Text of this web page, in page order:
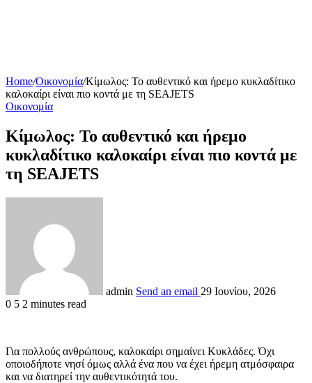
Home/Οικονομία/Κίμωλος: Το αυθεντικό και ήρεμο κυκλαδίτικο
καλοκαίρι είναι πιο κοντά με τη SEAJETS
Οικονομία
Κίμωλος: Το αυθεντικό και ήρεμο
κυκλαδίτικο καλοκαίρι είναι πιο κοντά με
τη SEAJETS
admin Send an email 29 Ιουνίου, 2026
0 5 2 minutes read
Για πολλούς ανθρώπους, καλοκαίρι σημαίνει Κυκλάδες. Όχι
οποιοδήποτε νησί όμως αλλά ένα που να έχει ήρεμη ατμόσφαιρα
και να διατηρεί την αυθεντικότητά του.